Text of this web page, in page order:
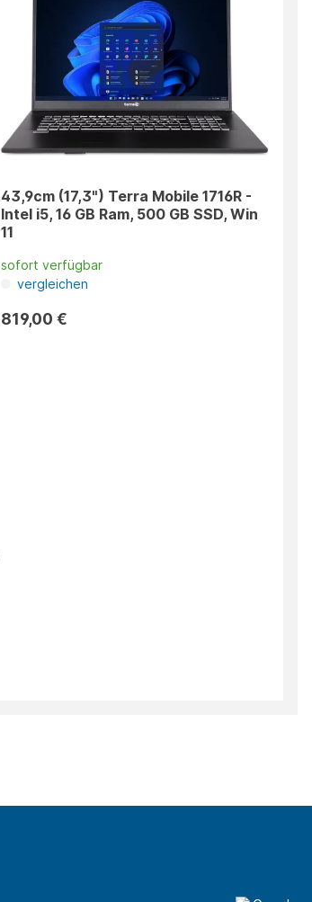
43,9cm (17,3") Terra Mobile 1716R -
Intel i5, 16 GB Ram, 500 GB SSD, Win
11
sofort verfügbar
vergleichen
819,00 €